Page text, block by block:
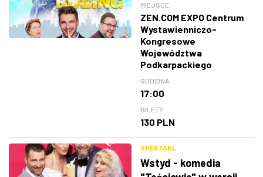
MIEJSCE
ZEN.COM EXPO Centrum
Wystawienniczo-
Kongresowe
Województwa
Podkarpackiego
GODZINA
17:00
BILETY
130 PLN
SPEKTAKL
Wstyd - komedia